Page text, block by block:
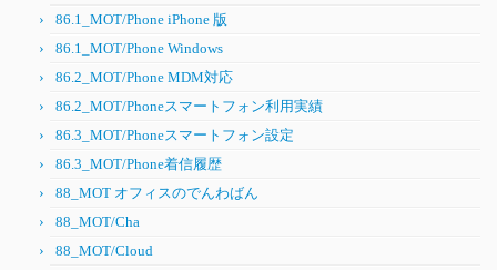
86.1_MOT/Phone iPhone 版
86.1_MOT/Phone Windows
86.2_MOT/Phone MDM対応
86.2_MOT/Phoneスマートフォン利用実績
86.3_MOT/Phoneスマートフォン設定
86.3_MOT/Phone着信履歴
88_MOT オフィスのでんわばん
88_MOT/Cha
88_MOT/Cloud